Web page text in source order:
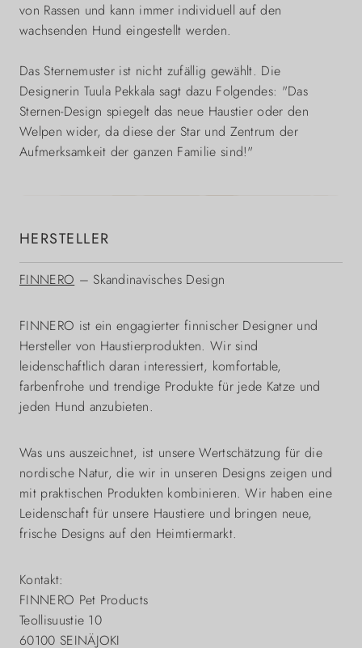
von Rassen und kann immer individuell auf den
wachsenden Hund eingestellt werden.
Das Sternemuster ist nicht zufällig gewählt. Die
Designerin Tuula Pekkala sagt dazu Folgendes: "Das
Sternen-Design spiegelt das neue Haustier oder den
Welpen wider, da diese der Star und Zentrum der
Aufmerksamkeit der ganzen Familie sind!"
HERSTELLER
FINNERO – Skandinavisches Design
FINNERO ist ein engagierter finnischer Designer und
Hersteller von Haustierprodukten. Wir sind
leidenschaftlich daran interessiert, komfortable,
farbenfrohe und trendige Produkte für jede Katze und
jeden Hund anzubieten.
Was uns auszeichnet, ist unsere Wertschätzung für die
nordische Natur, die wir in unseren Designs zeigen und
mit praktischen Produkten kombinieren. Wir haben eine
Leidenschaft für unsere Haustiere und bringen neue,
frische Designs auf den Heimtiermarkt.
Kontakt:
FINNERO Pet Products
Teollisuustie 10
60100 SEINÄJOKI